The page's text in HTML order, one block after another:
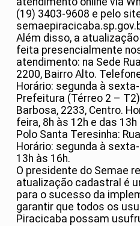
(19) 3403-9608 e pelo
Além disso, a
feita presencialmente
atendimento: na Sede
2200, Bairro Alto.
Horário: segunda à
Prefeitura (Térreo 2 –
Barbosa, 2233, Centro.
feira, 8h às 12h e das
Polo Santa Teresinha:
Horário: segunda à
13h às 16h.
O presidente do Semae
atualização cadastral é
para o sucesso da
garantir que todos os
Piracicaba possam